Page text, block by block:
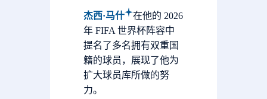
杰西·马什
在他的 2026
年 FIFA 世界杯阵容中
提名了多名拥有双重国
籍的球员，展现了他为
扩大球员库所做的努
力。